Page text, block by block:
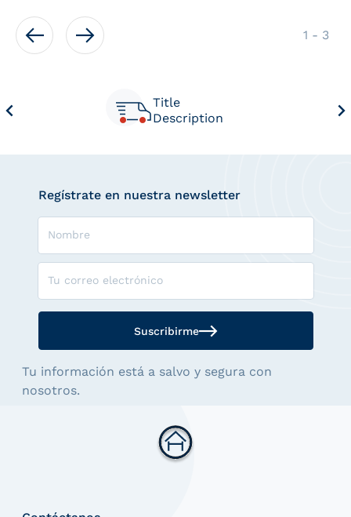
1 - de
3
Title
Description
Regístrate en nuestra newsletter
Suscribirme
Tu información está a salvo y segura con
nosotros.